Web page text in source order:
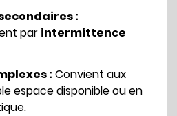
:
par intermittence
: Convient aux
espace disponible ou en